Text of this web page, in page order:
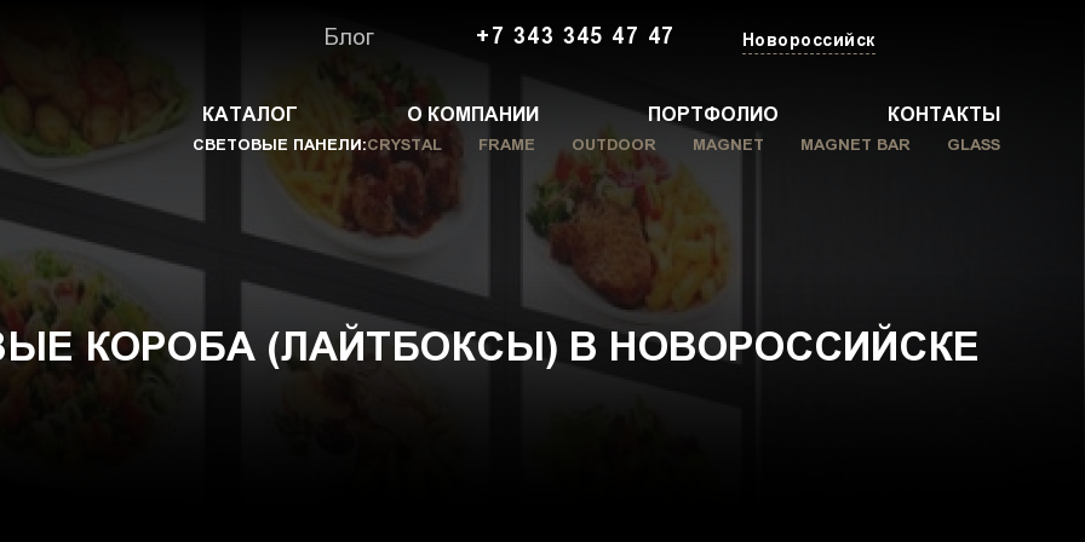
Блог +7 343 345 47 47 Новороссийск
КАТАЛОГ О КОМПАНИИ ПОРТФОЛИО КОНТАКТЫ
СВЕТОВЫЕ ПАНЕЛИ:CRYSTAL FRAME OUTDOOR MAGNET MAGNET BAR GLASS
КОРОБА (ЛАЙТБОКСЫ) В НОВОРОССИЙСКЕ